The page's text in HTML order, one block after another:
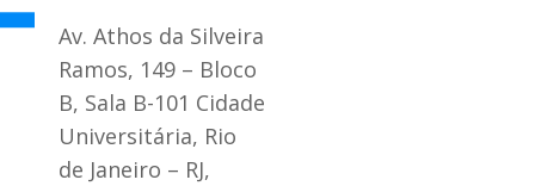
Av. Athos da Silveira
Ramos, 149 – Bloco
B, Sala B-101 Cidade
Universitária, Rio
de Janeiro – RJ,